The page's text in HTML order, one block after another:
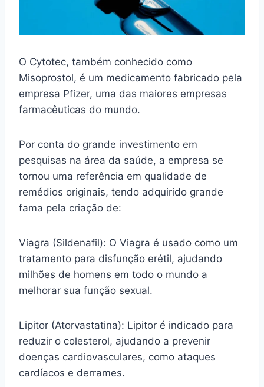
O Cytotec, também conhecido como
Misoprostol, é um medicamento fabricado pela
empresa Pfizer, uma das maiores empresas
farmacêuticas do mundo.
Por conta do grande investimento em
pesquisas na área da saúde, a empresa se
tornou uma referência em qualidade de
remédios originais, tendo adquirido grande
fama pela criação de:
Viagra (Sildenafil): O Viagra é usado como um
tratamento para disfunção erétil, ajudando
milhões de homens em todo o mundo a
melhorar sua função sexual.
Lipitor (Atorvastatina): Lipitor é indicado para
reduzir o colesterol, ajudando a prevenir
doenças cardiovasculares, como ataques
cardíacos e derrames.